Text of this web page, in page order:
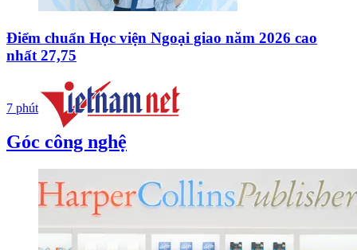
Điểm chuẩn Học viện Ngoại giao năm 2026 cao
nhất 27,75
7 phút
Góc công nghệ